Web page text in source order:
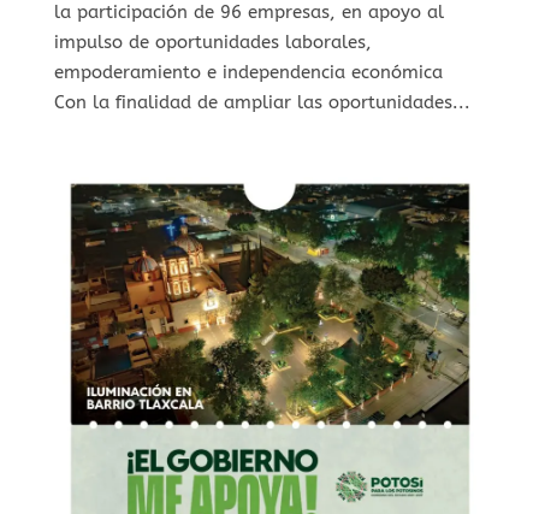
la participación de 96 empresas, en apoyo al
impulso de oportunidades laborales,
empoderamiento e independencia económica
Con la finalidad de ampliar las oportunidades...